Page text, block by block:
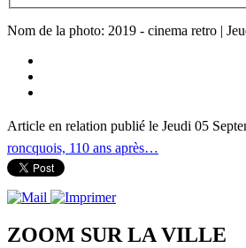
Nom de la photo: 2019 - cinema retro |
Article en relation publié le Jeudi 05
roncquois, 110 ans après…
ZOOM SUR LAVILLE